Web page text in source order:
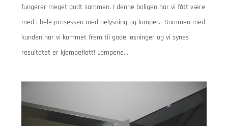
fungerer meget godt sammen. I denne boligen har vi fått være
med i hele prosessen med belysning og lamper. Sammen med
kunden har vi kommet frem til gode løsninger og vi synes
resultatet er kjempeflott! Lampene...